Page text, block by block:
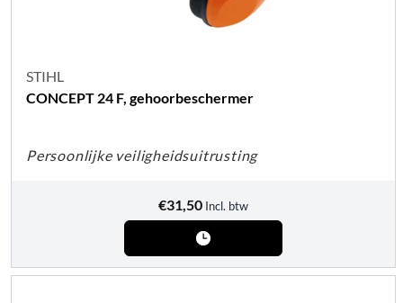
STIHL
CONCEPT 24 F, gehoorbeschermer
Persoonlijke veiligheidsuitrusting
€31,50 Incl. btw